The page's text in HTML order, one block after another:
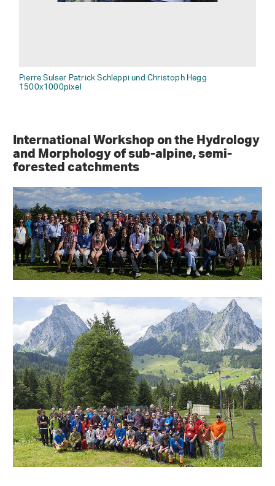
Pierre Sulser Patrick Schleppi und Christoph Hegg
1500x1000pixel
International Workshop on the Hydrology
and Morphology of sub-alpine, semi-
forested catchments